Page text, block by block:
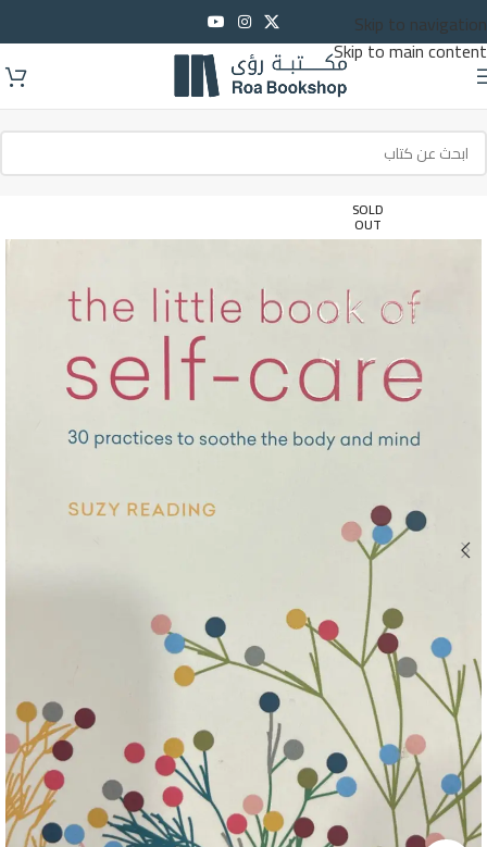
Skip to navigation
Skip to main content
SOLD
OUT